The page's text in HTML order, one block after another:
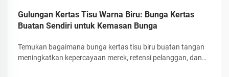
Gulungan Kertas Tisu Warna Biru: Bunga Kertas
Buatan Sendiri untuk Kemasan Bunga
Temukan bagaimana bunga kertas tisu biru buatan tangan
meningkatkan kepercayaan merek, retensi pelanggan, dan